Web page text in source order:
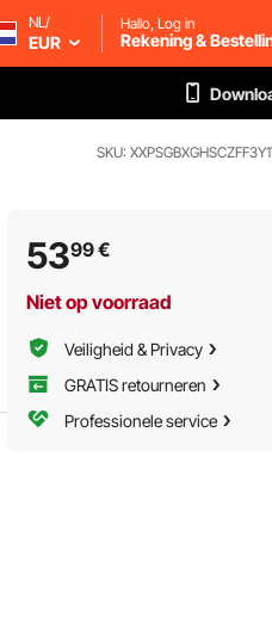
NL/
EUR
Hallo, Log in
Rekening &
SKU:
5399€
Niet op voorraad
Veiligheid & Privacy
GRATIS retourneren
Professionele service